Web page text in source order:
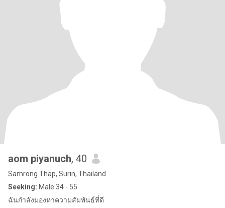
aom piyanuch, 40
Samrong Thap, Surin, Thailand
Seeking: Male 34 - 55
ฉันกำลังมองหาความสัมพันธ์ที่ดี